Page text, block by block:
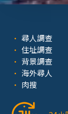
尋人調查
住址調查
背景調查
海外尋人
肉搜